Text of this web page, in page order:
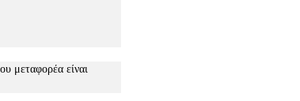
μεταφορέα είναι